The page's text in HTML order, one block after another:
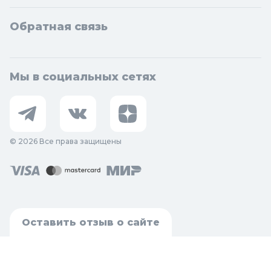
Обратная связь
Мы в социальных сетях
© 2026 Все права защищены
Оставить отзыв о сайте